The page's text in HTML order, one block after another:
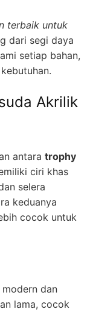
terbaik untuk
dari segi daya
setiap bahan,
Akrilik
antara trophy
ciri khas
selera
keduanya
cocok untuk
dan
lama, cocok